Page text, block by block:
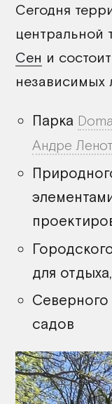
Сегодня
центральной
Сен и
независимых
Парка
Андре
для
садов